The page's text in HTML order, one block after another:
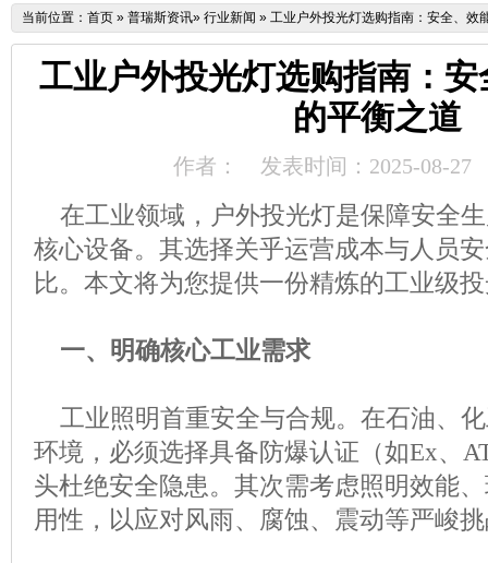
当前位置： 首页 » 普瑞斯资讯» 行业新闻 » 工业户外投光灯选购指南：安全、效
工业户外投光灯选购指南：
的平衡之道
作者： 发表时间：2025-08-27
在工业领域，户外投光灯是保障安全
核心设备。其选择关乎运营成本与人员
比。本文将为您提供一份精炼的工业级
一、明确核心工业需求
工业照明首重安全与合规。在石油、
环境，必须选择具备防爆认证（如Ex、
头杜绝安全隐患。其次需考虑照明效能
用性，以应对风雨、腐蚀、震动等严峻